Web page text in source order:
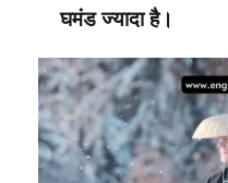
घमंड ज्यादा है।